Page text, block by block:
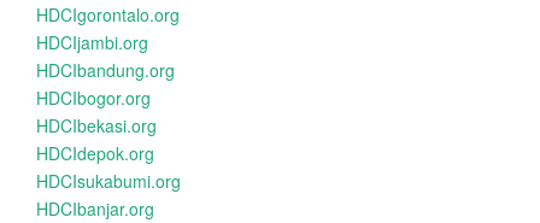
HDCIgorontalo.org
HDCIjambi.org
HDCIbandung.org
HDCIbogor.org
HDCIbekasi.org
HDCIdepok.org
HDCIsukabumi.org
HDCIbanjar.org